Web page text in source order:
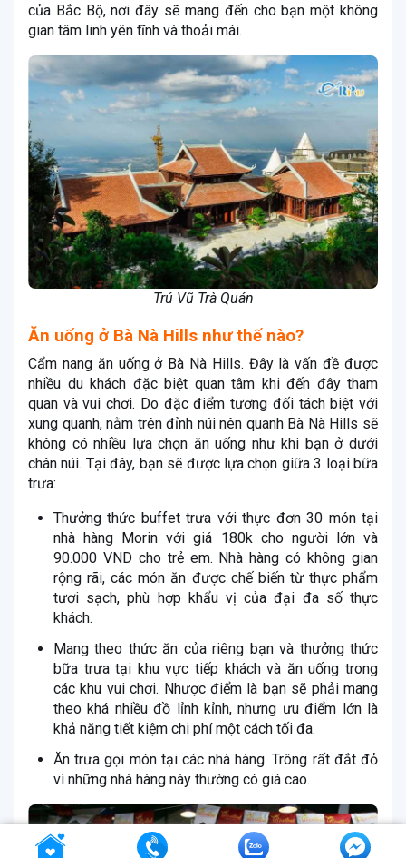
của Bắc Bộ, nơi đây sẽ mang đến cho bạn một không
gian tâm linh yên tĩnh và thoải mái.
Trú Vũ Trà Quán
Ăn uống ở Bà Nà Hills như thế nào?
Cẩm nang ăn uống ở Bà Nà Hills. Đây là vấn đề được
nhiều du khách đặc biệt quan tâm khi đến đây tham
quan và vui chơi. Do đặc điểm tương đối tách biệt với
xung quanh, nằm trên đỉnh núi nên quanh Bà Nà Hills sẽ
không có nhiều lựa chọn ăn uống như khi bạn ở dưới
chân núi. Tại đây, bạn sẽ được lựa chọn giữa 3 loại bữa
trưa:
Thưởng thức buffet trưa với thực đơn 30 món tại
nhà hàng Morin với giá 180k cho người lớn và
90.000 VND cho trẻ em. Nhà hàng có không gian
rộng rãi, các món ăn được chế biến từ thực phẩm
tươi sạch, phù hợp khẩu vị của đại đa số thực
khách.
Mang theo thức ăn của riêng bạn và thưởng thức
bữa trưa tại khu vực tiếp khách và ăn uống trong
các khu vui chơi. Nhược điểm là bạn sẽ phải mang
theo khá nhiều đồ lỉnh kỉnh, nhưng ưu điểm lớn là
khả năng tiết kiệm chi phí một cách tối đa.
Ăn trưa gọi món tại các nhà hàng. Trông rất đắt đỏ
vì những nhà hàng này thường có giá cao.